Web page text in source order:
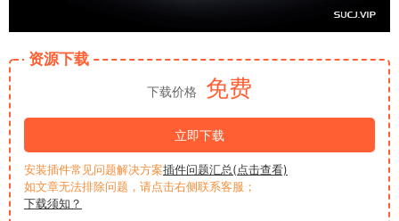
资源下载
下载价格 免费
立即下载
安装插件常见问题解决方案插件问题汇总(点击查看)
如文章无法排除问题，请点击右侧联系客服；
下载须知？